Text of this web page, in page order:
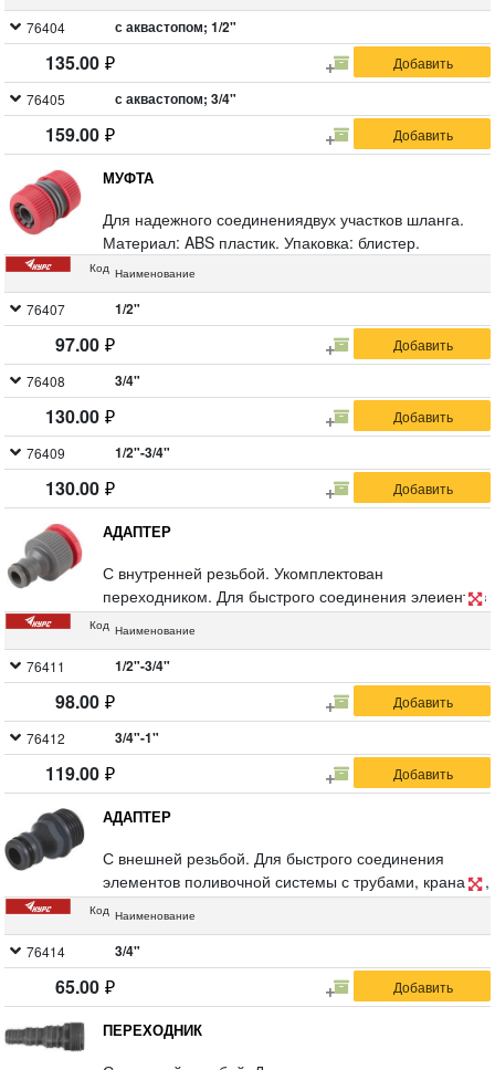
прекращает подачу воды, при отсоединении
насадки. Материал: ABS пластик. Упаковка: блистер.
76404 с аквастопом; 1/2"
135.00
76405 с аквастопом; 3/4"
159.00
МУФТА
Для надежного соединениядвух участков шланга.
Материал: ABS пластик. Упаковка: блистер.
Код Наименование
76407 1/2"
97.00
76408 3/4"
130.00
76409 1/2"-3/4"
130.00
АДАПТЕР
С внутренней резьбой. Укомплектован
переходником. Для быстрого соединения элеиентов
поливочной системы с трубами, кранами,
резьбу. Материал: ABS пластик. Упаковка: блистер.
Код Наименование
76411 1/2"-3/4"
98.00
76412 3/4"-1"
119.00
АДАПТЕР
С внешней резьбой. Для быстрого соединения
элементов поливочной системы с трубами, кранами,
резьбовыми фильтрами, имеющими внутреннюю
блистер.
Код Наименование
76414 3/4"
65.00
ПЕРЕХОДНИК